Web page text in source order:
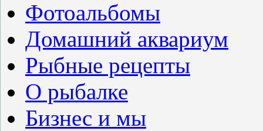
Фотоальбомы
Домашний аквариум
Рыбные рецепты
О рыбалке
Бизнес и мы